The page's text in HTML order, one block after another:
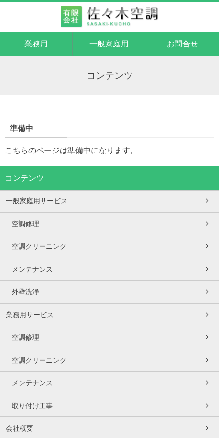
業務用 一般家庭用 お問合せ
コンテンツ
準備中
こちらのページは準備中になります。
コンテンツ
一般家庭用サービス
空調修理
空調クリーニング
メンテナンス
外壁洗浄
業務用サービス
空調修理
空調クリーニング
メンテナンス
取り付け工事
会社概要